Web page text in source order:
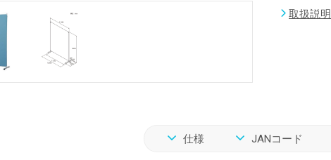
取扱説
仕様 JANコード